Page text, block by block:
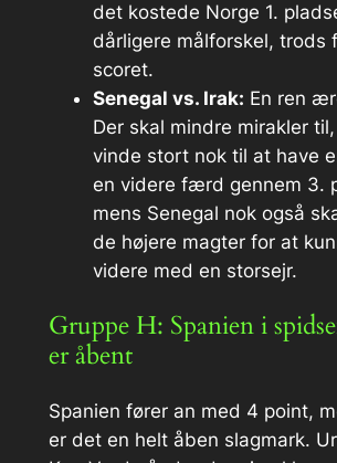
det kostede Norge 1.
dårligere målforskel, trods
scoret.
Senegal vs. Irak: En ren
Der skal mindre mirakler
vinde stort nok til at have
en videre færd gennem 3.
mens Senegal nok også
de højere magter for at
videre med en storsejr.
Gruppe H: Spanien i
er åbent
Spanien fører an med 4 point,
er det en helt åben slagmark.